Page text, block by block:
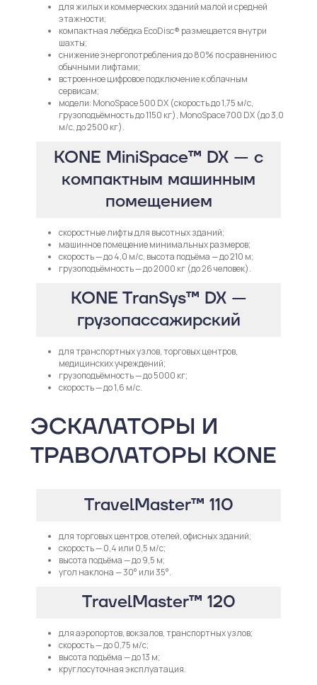
для жилых и коммерческих зданий малой и средней
этажности;
компактная лебёдка EcoDisc® размещается внутри
шахты;
снижение энергопотребления до 80% по сравнению с
обычными лифтами;
встроенное цифровое подключение к облачным
сервисам;
модели: MonoSpace 500 DX (скорость до 1,75 м/с,
грузоподъёмность до 1150 кг), MonoSpace 700 DX (до 3,0
м/с, до 2500 кг).
KONE MiniSpace™ DX — с
компактным машинным
помещением
скоростные лифты для высотных зданий;
машинное помещение минимальных размеров;
скорость — до 4,0 м/с, высота подъёма — до 210 м;
грузоподъёмность — до 2000 кг (до 26 человек).
KONE TranSys™ DX —
грузопассажирский
для транспортных узлов, торговых центров,
медицинских учреждений;
грузоподъёмность — до 5000 кг;
скорость — до 1,6 м/с.
ЭСКАЛАТОРЫ И
ТРАВОЛАТОРЫ KONE
TravelMaster™ 110
для торговых центров, отелей, офисных зданий;
скорость — 0,4 или 0,5 м/с;
высота подъёма — до 9,5 м;
угол наклона — 30° или 35°.
TravelMaster™ 120
для аэропортов, вокзалов, транспортных узлов;
скорость — до 0,75 м/с;
высота подъёма — до 13 м;
круглосуточная эксплуатация.